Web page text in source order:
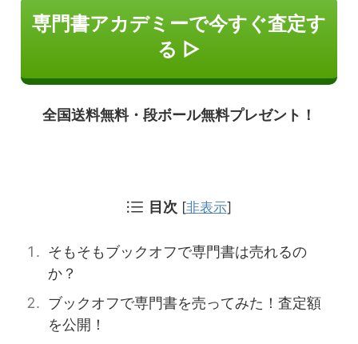
専門書アカデミーで今すぐ査定す
る ▷
全国送料無料・段ボール無料プレゼント！
目次 [非表示]
そもそもブックオフで専門書は売れるの
か？
ブックオフで専門書を売ってみた！査定額
を公開！